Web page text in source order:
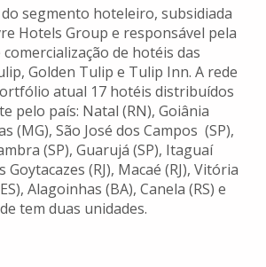
segmento hoteleiro, subsidiada
Hotels Group e responsável pela
de hotéis das
Golden Tulip e Tulip Inn. A rede
atual 17 hotéis distribuídos
pelo país: Natal (RN), Goiânia
(MG), São José dos Campos (SP),
(SP), Guarujá (SP), Itaguaí
Goytacazes (RJ), Macaé (RJ), Vitória
Alagoinhas (BA), Canela (RS) e
tem duas unidades.